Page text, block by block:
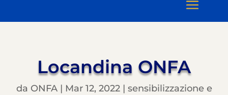
Locandina ONFA
da ONFA| Mar 12, 2022| sensibilizzazione e